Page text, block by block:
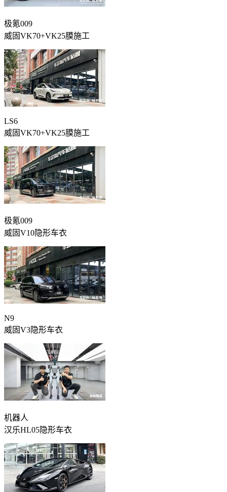
极氪009
威固VK70+VK25膜施工
LS6
威固VK70+VK25膜施工
极氪009
威固V10隐形车衣
N9
威固V3隐形车衣
机器人
汉乐HL05隐形车衣